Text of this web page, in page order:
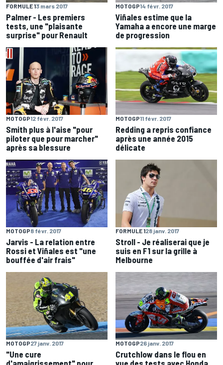
FORMULE 13 mars 2017
Palmer - Les premiers
tests, une "plaisante
surprise" pour Renault
MOTOGP14 févr. 2017
Viñales estime que la
Yamaha a encore une marge
de progression
MOTOGP12 févr. 2017
Smith plus à l'aise "pour
piloter que pour marcher"
après sa blessure
MOTOGP11 févr. 2017
Redding a repris confiance
après une année 2015
délicate
MOTOGP8 févr. 2017
Jarvis - La relation entre
Rossi et Viñales est "une
bouffée d'air frais"
FORMULE 128 janv. 2017
Stroll - Je réaliserai que je
suis en F1 sur la grille à
Melbourne
MOTOGP27 janv. 2017
"Une cure
d'amaigrissement" pour
MOTOGP26 janv. 2017
Crutchlow dans le flou en
vue des tests avec Honda